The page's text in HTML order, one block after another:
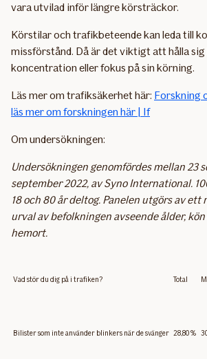
vara utvilad inför längre körsträckor.
Körstilar och trafikbeteende kan leda till
missförstånd. Då är det viktigt att hålla
koncentration eller fokus på sin körning.
Läs mer om trafiksäkerhet här: Forskning
läs mer om forskningen här | If
Om undersökningen:
Undersökningen genomfördes mellan 23
september 2022, av Syno International.
18 och 80 år deltog. Panelen utgörs av
urval av befolkningen avseende ålder,
hemort.
Vad stör du dig på i trafiken? Total
Bilister som inte använder blinkers när de svänger 28,80%